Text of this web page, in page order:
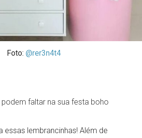
Foto: @rer3n4t4
podem faltar na sua festa boho
essas lembrancinhas! Além de